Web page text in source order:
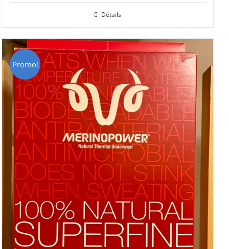
initial
CHF 69.00.
actuel
CHF 49.00.
Détails
Promo!